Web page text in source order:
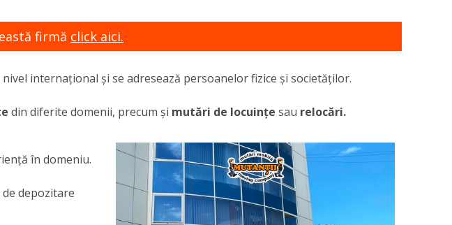
firmă click aici.
internațional și se adresează persoanelor fizice și societăților.
din diferite domenii, precum și mutări de locuințe sau relocări.
în domeniu.
depozitare